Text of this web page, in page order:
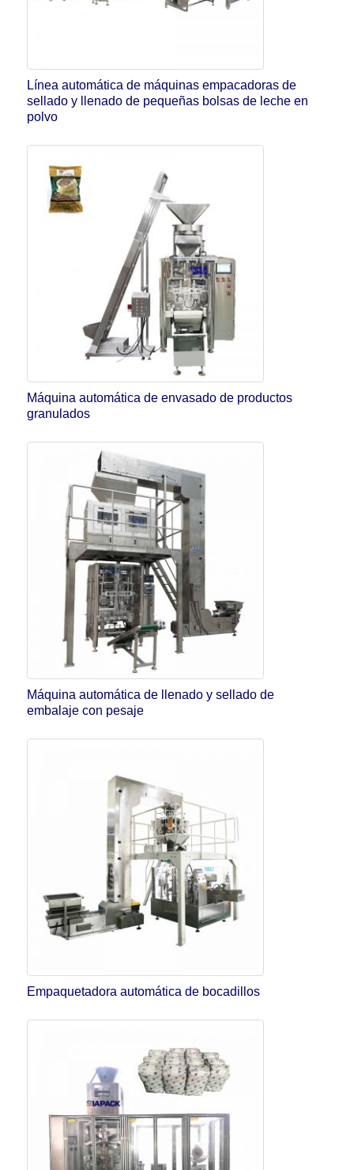
Línea automática de máquinas empacadoras de
sellado y llenado de pequeñas bolsas de leche en
polvo
Máquina automática de envasado de productos
granulados
Máquina automática de llenado y sellado de
embalaje con pesaje
Empaquetadora automática de bocadillos